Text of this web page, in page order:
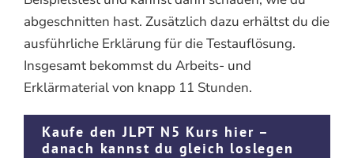
abgeschnitten hast. Zusätzlich dazu erhältst du die
ausführliche Erklärung für die Testauflösung.
Insgesamt bekommst du Arbeits- und
Erklärmaterial von knapp 11 Stunden.
Kaufe den JLPT N5 Kurs hier –
danach kannst du gleich loslegen